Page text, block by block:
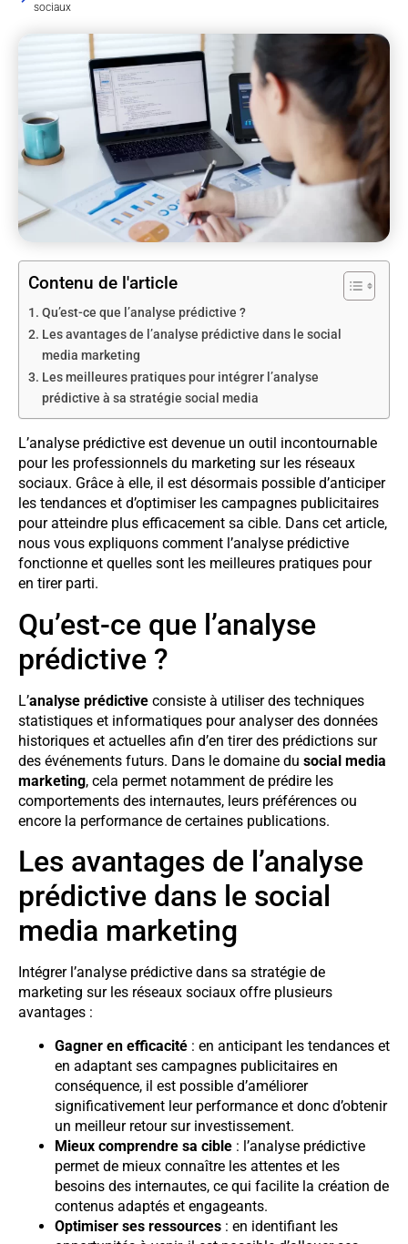
sociaux
Contenu de l'article
Qu’est-ce que l’analyse prédictive ?
Les avantages de l’analyse prédictive dans le social
media marketing
Les meilleures pratiques pour intégrer l’analyse
prédictive à sa stratégie social media
L’analyse prédictive est devenue un outil incontournable
pour les professionnels du marketing sur les réseaux
sociaux. Grâce à elle, il est désormais possible d’anticiper
les tendances et d’optimiser les campagnes publicitaires
pour atteindre plus efficacement sa cible. Dans cet article,
nous vous expliquons comment l’analyse prédictive
fonctionne et quelles sont les meilleures pratiques pour
en tirer parti.
Qu’est-ce que l’analyse
prédictive ?
L’analyse prédictive consiste à utiliser des techniques
statistiques et informatiques pour analyser des données
historiques et actuelles afin d’en tirer des prédictions sur
des événements futurs. Dans le domaine du social media
marketing, cela permet notamment de prédire les
comportements des internautes, leurs préférences ou
encore la performance de certaines publications.
Les avantages de l’analyse
prédictive dans le social
media marketing
Intégrer l’analyse prédictive dans sa stratégie de
marketing sur les réseaux sociaux offre plusieurs
avantages :
Gagner en efficacité : en anticipant les tendances et
en adaptant ses campagnes publicitaires en
conséquence, il est possible d’améliorer
significativement leur performance et donc d’obtenir
un meilleur retour sur investissement.
Mieux comprendre sa cible : l’analyse prédictive
permet de mieux connaître les attentes et les
besoins des internautes, ce qui facilite la création de
contenus adaptés et engageants.
Optimiser ses ressources : en identifiant les